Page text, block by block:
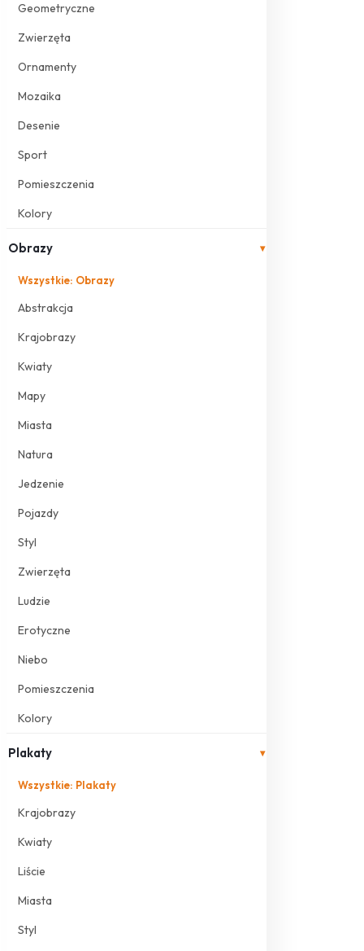
Geometryczne
Zwierzęta
Ornamenty
Mozaika
Desenie
Sport
Pomieszczenia
Kolory
Obrazy ▾
Wszystkie: Obrazy
Abstrakcja
Krajobrazy
Kwiaty
Mapy
Miasta
Natura
Jedzenie
Pojazdy
Styl
Zwierzęta
Ludzie
Erotyczne
Niebo
Pomieszczenia
Kolory
Plakaty ▾
Wszystkie: Plakaty
Krajobrazy
Kwiaty
Liście
Miasta
Styl